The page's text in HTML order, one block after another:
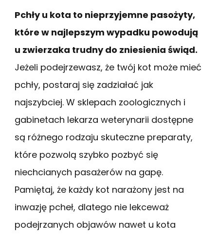
Pchły u kota to nieprzyjemne pasożyty,
które w najlepszym wypadku powodują
u zwierzaka trudny do zniesienia świąd.
Jeżeli podejrzewasz, że twój kot może mieć
pchły, postaraj się zadziałać jak
najszybciej. W sklepach zoologicznych i
gabinetach lekarza weterynarii dostępne
są różnego rodzaju skuteczne preparaty,
które pozwolą szybko pozbyć się
niechcianych pasażerów na gapę.
Pamiętaj, że każdy kot narażony jest na
inwazję pcheł, dlatego nie lekceważ
podejrzanych objawów nawet u kota